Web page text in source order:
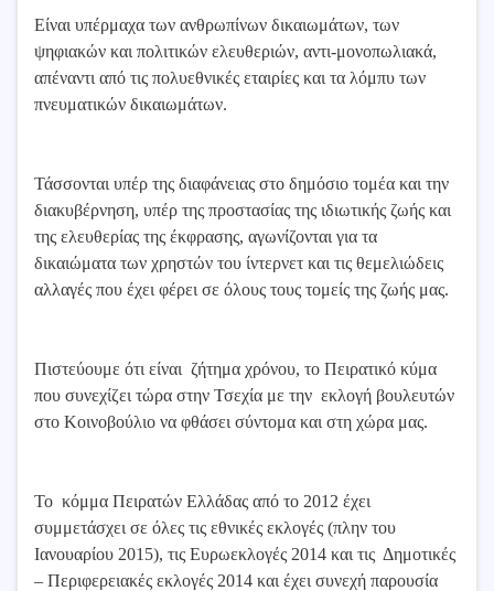
Είναι υπέρμαχα των ανθρωπίνων δικαιωμάτων, των
ψηφιακών και πολιτικών ελευθεριών, αντι-μονοπωλιακά,
απέναντι από τις πολυεθνικές εταιρίες και τα λόμπυ των
πνευματικών δικαιωμάτων.
Τάσσονται υπέρ της διαφάνειας στο δημόσιο τομέα και την
διακυβέρνηση, υπέρ της προστασίας της ιδιωτικής ζωής και
της ελευθερίας της έκφρασης, αγωνίζονται για τα
δικαιώματα των χρηστών του ίντερνετ και τις θεμελιώδεις
αλλαγές που έχει φέρει σε όλους τους τομείς της ζωής μας.
Πιστεύουμε ότι είναι ζήτημα χρόνου, το Πειρατικό κύμα
που συνεχίζει τώρα στην Τσεχία με την εκλογή βουλευτών
στο Κοινοβούλιο να φθάσει σύντομα και στη χώρα μας.
Το κόμμα Πειρατών Ελλάδας από το 2012 έχει
συμμετάσχει σε όλες τις εθνικές εκλογές (πλην του
Ιανουαρίου 2015), τις Ευρωεκλογές 2014 και τις Δημοτικές
– Περιφερειακές εκλογές 2014 και έχει συνεχή παρουσία